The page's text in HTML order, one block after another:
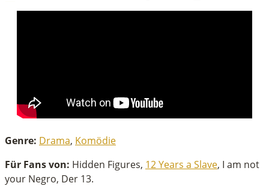
Genre: Drama, Komödie
Für Fans von: Hidden Figures, 12 Years a Slave, I am not
your Negro, Der 13.